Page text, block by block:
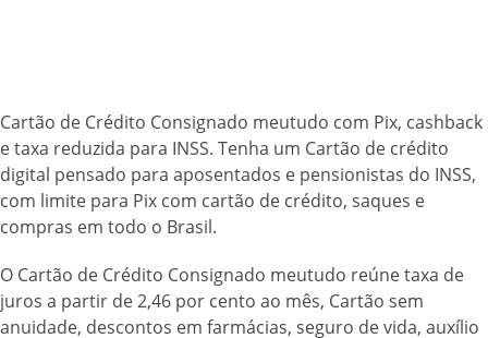
Cartão de Crédito Consignado meutudo com Pix, cashback
e taxa reduzida para INSS. Tenha um Cartão de crédito
digital pensado para aposentados e pensionistas do INSS,
com limite para Pix com cartão de crédito, saques e
compras em todo o Brasil.
O Cartão de Crédito Consignado meutudo reúne taxa de
juros a partir de 2,46 por cento ao mês, Cartão sem
anuidade, descontos em farmácias, seguro de vida, auxílio